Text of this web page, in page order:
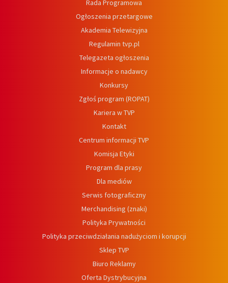
Rada Programowa
Ogłoszenia przetargowe
Akademia Telewizyjna
Regulamin tvp.pl
Telegazeta ogłoszenia
Informacje o nadawcy
Konkursy
Zgłoś program (ROPAT)
Kariera w TVP
Kontakt
Centrum informacji TVP
Komisja Etyki
Program dla prasy
Dla mediów
Serwis fotograficzny
Merchandising (znaki)
Polityka Prywatności
Polityka przeciwdziałania nadużyciom i korupcji
Sklep TVP
Biuro Reklamy
Oferta Dystrybucyjna